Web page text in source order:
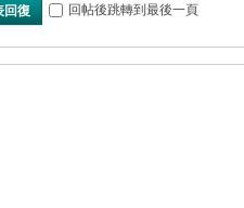
回復 回帖後跳轉到最後一頁